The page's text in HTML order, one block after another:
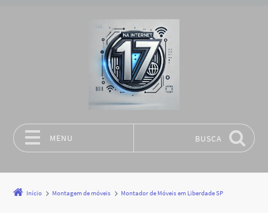
MENU BUSCA
Início Montagem de móveis Montador de Móveis em Liberdade SP